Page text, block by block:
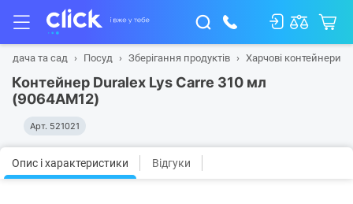
дача та сад Посуд Зберігання продуктів Харчові контейнери
Контейнер Duralex Lys Carre 310 мл
(9064AM12)
Арт. 521021
Опис і характеристики Відгуки